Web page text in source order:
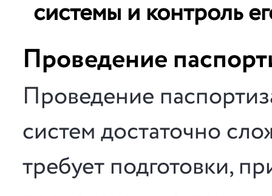
системы и контроль
Проведение
Проведение
систем достаточно
требует подготовки,